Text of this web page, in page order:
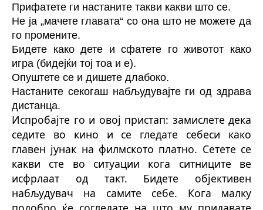
Прифатете ги настаните такви какви што се.
Не ја „мачете главата“ со она што не можете да
го промените.
Бидете како дете и сфатете го животот како
игра (бидејќи тој тоа и е).
Опуштете се и дишете длабоко.
Настаните секогаш набљудувајте ги од здрава
дистанца.
Испробајте го и овој пристап: замислете дека
седите во кино и се гледате себеси како
главен јунак на филмското платно. Сетете се
какви сте во ситуации кога ситниците ве
исфрлаат од такт. Бидете објективен
набљудувач на самите себе. Кога малку